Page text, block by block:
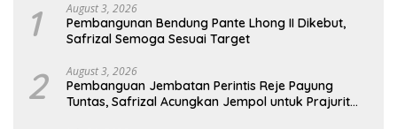
1 August 3, 2026
Pembangunan Bendung Pante Lhong II Dikebut,
Safrizal Semoga Sesuai Target
2 August 3, 2026
Pembanguan Jembatan Perintis Reje Payung
Tuntas, Safrizal Acungkan Jempol untuk Prajurit